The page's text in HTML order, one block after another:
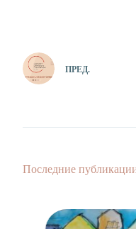
ПРЕД.
Последние